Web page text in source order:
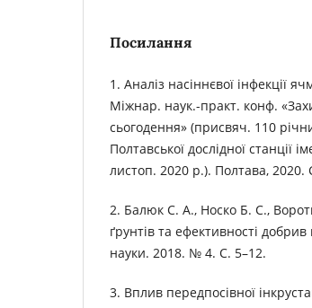
Посилання
1. Аналіз насіннєвої інфекції
Міжнар. наук.-практ. конф.
сьогодення» (присвяч. 110
Полтавської дослідної станції
листоп. 2020 р.). Полтава, 2020.
2. Балюк С. А., Носко Б. С.,
ґрунтів та ефективності
науки. 2018. № 4. С. 5–12.
3. Вплив передпосівної